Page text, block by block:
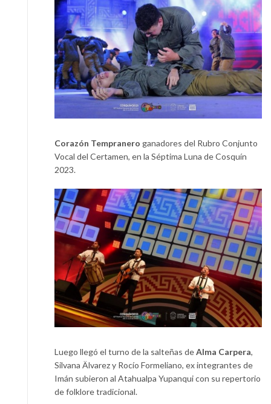
Corazón Tempranero ganadores del Rubro Conjunto
Vocal del Certamen, en la Séptima Luna de Cosquín
2023.
Luego llegó el turno de la salteñas deAlma Carpera,
Silvana Älvarez y Rocío Formeliano, ex integrantes de
Imán subieron al Atahualpa Yupanqui con su repertorio
de folklore tradicional.